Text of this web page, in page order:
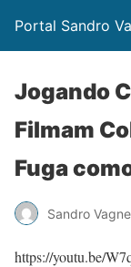
Portal Sandro
Jogando
Filmam
Fuga
Sandro
https://youtu.be/